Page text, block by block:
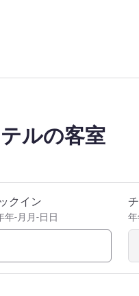
ルの客室
テルを予約
クイン
年-月月-日日